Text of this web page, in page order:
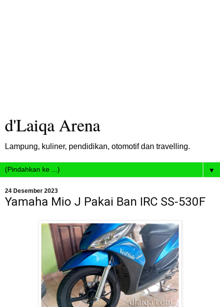
d'Laiqa Arena
Lampung, kuliner, pendidikan, otomotif dan travelling.
▼
24 Desember 2023
Yamaha Mio J Pakai Ban IRC SS-530F